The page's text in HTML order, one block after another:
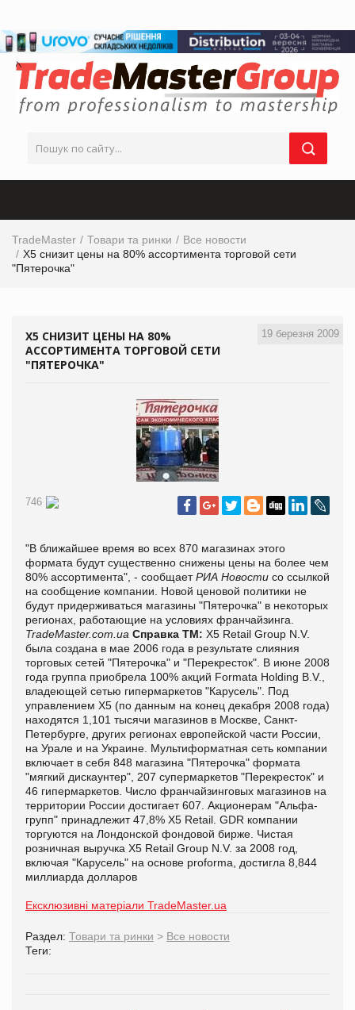
TradeMaster Товари та ринки
Все новости
X5 снизит цены на 80% ассортимента торговой сети
"Пятерочка"
19 березня 2009
X5 СНИЗИТ ЦЕНЫ НА 80%
АССОРТИМЕНТА ТОРГОВОЙ СЕТИ
"ПЯТЕРОЧКА"
746
"В ближайшее время во всех 870 магазинах этого
формата будут существенно снижены цены на более чем
80% ассортимента", - сообщаетРИА Новости со ссылкой
на сообщение компании. Новой ценовой политики не
будут придерживаться магазины "Пятерочка" в некоторых
регионах, работающие на условиях франчайзинга.
TradeMaster.com.ua Справка ТМ: X5 Retail Group N.V.
была создана в мае 2006 года в результате слияния
торговых сетей "Пятерочка" и "Перекресток". В июне 2008
года группа приобрела 100% акций Formata Holding B.V.,
владеющей сетью гипермаркетов "Карусель". Под
управлением X5 (по данным на конец декабря 2008 года)
находятся 1,101 тысячи магазинов в Москве, Санкт-
Петербурге, других регионах европейской части России,
на Урале и на Украине. Мультиформатная сеть компании
включает в себя 848 магазина "Пятерочка" формата
"мягкий дискаунтер", 207 супермаркетов "Перекресток" и
46 гипермаркетов. Число франчайзинговых магазинов на
территории России достигает 607. Акционерам "Альфа-
групп" принадлежит 47,8% X5 Retail. GDR компании
торгуются на Лондонской фондовой бирже. Чистая
розничная выручка X5 Retail Group N.V. за 2008 год,
включая "Карусель" на основе proforma, достигла 8,844
миллиарда долларов
Ексклюзивні матеріали TradeMaster.ua
Раздел: Товари та ринки > Все новости
Теги: